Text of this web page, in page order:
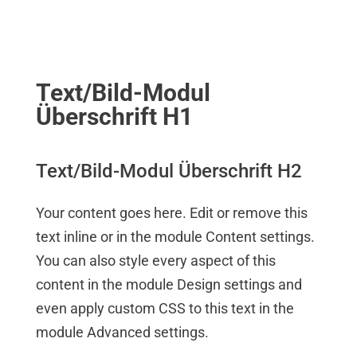
Text/Bild-Modul
Überschrift H1
Text/Bild-Modul Überschrift H2
Your content goes here. Edit or remove this
text inline or in the module Content settings.
You can also style every aspect of this
content in the module Design settings and
even apply custom CSS to this text in the
module Advanced settings.